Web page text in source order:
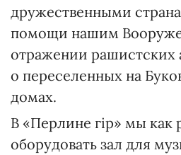
дружественными
помощи нашим
отражении рашистских
о переселенных на
домах.
В «Перлине гір» мы как
оборудовать зал для